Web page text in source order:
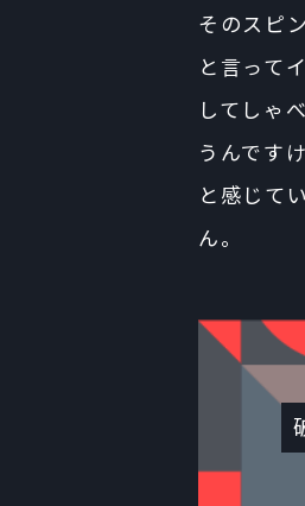
そのスピ
と言って
してしゃ
うんです
と感じて
ん。